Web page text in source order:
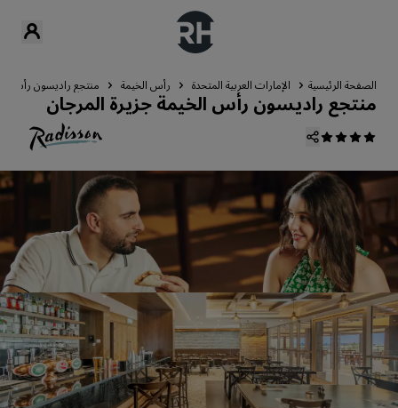
الصفحة الرئيسية الإمارات العربية المتحدة رأس الخيمة منتجع راديسون رأس
منتجع راديسون رأس الخيمة جزيرة المرجان